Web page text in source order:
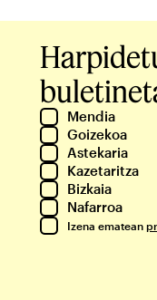
Mendia
Goizekoa
Astekaria
Kazetaritza
Bizkaia
Nafarroa
Izena ematean